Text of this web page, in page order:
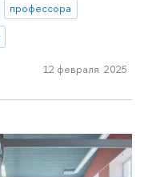
профессора
12 февраля 2025